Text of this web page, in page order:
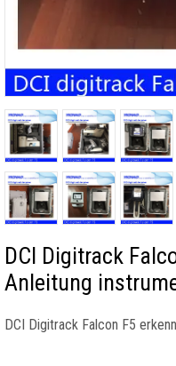
DCI Digitrack
Anleitung
DCI Digitrack Falcon F5